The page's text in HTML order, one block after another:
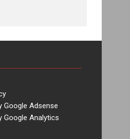
Google Adsense
Google Analytics